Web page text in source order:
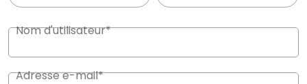
Nom d'utilisateur*
Adresse e-mail*